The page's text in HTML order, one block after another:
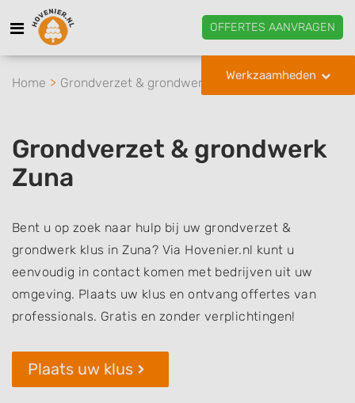
OFFERTES AANVRAGEN
Werkzaamheden
Home Grondverzet & grondwerk Zuna
Grondverzet & grondwerk
Zuna
Bent u op zoek naar hulp bij uw grondverzet &
grondwerk klus in Zuna? Via Hovenier.nl kunt u
eenvoudig in contact komen met bedrijven uit uw
omgeving. Plaats uw klus en ontvang offertes van
professionals. Gratis en zonder verplichtingen!
Plaats uw klus